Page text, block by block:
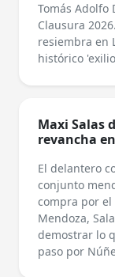
Tomás Adolfo
Clausura
resiembra en
histórico
Maxi Salas
revancha
El delantero
conjunto
compra por el
Mendoza,
demostrar lo
paso por